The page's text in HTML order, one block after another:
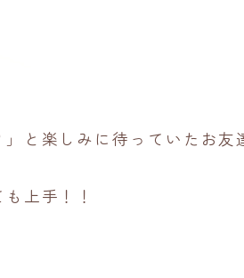
と楽しみに待っていたお友
上手！！